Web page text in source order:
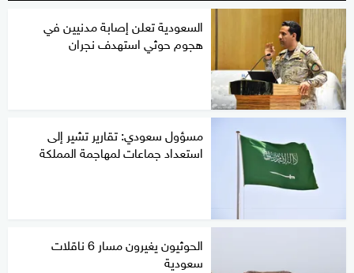
السعودية تعلن إصابة مدنيين في
هجوم حوثي استهدف نجران
مسؤول سعودي: تقارير تشير إلى
استعداد جماعات لمهاجمة المملكة
الحوثيون يغيرون مسار 6 ناقلات
سعودية